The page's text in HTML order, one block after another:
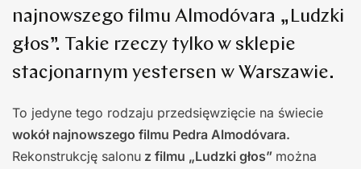
najnowszego filmu Almodóvara „Ludzki
głos”. Takie rzeczy tylko w sklepie
stacjonarnym yestersen w Warszawie.
To jedyne tego rodzaju przedsięwzięcie na świecie
wokół najnowszego filmu Pedra Almodóvara.
Rekonstrukcję salonu z filmu „Ludzki głos” można